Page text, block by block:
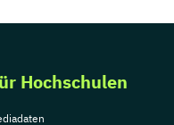
Hochschulen